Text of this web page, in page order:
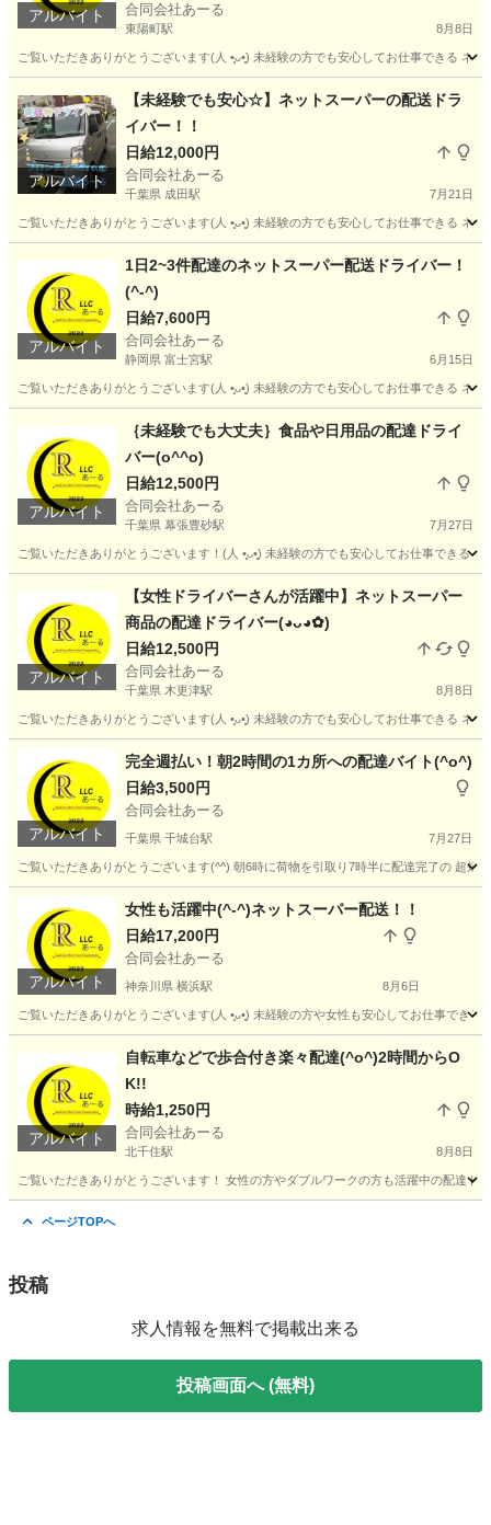
アルバイト 合同会社あーる
東陽町駅 8月8日
ご覧いただきありがとうございます(⁠人⁠ ⁠•͈⁠ᴗ⁠•͈⁠) 未経験の方でも安心してお仕事できる
東陽町駅 配送 ネットスーパー
アルバイト
【未経験でも安心☆】ネットスーパーの配送ドラ
イバー！！
日給12,000円
合同会社あーる
千葉県 成田駅 7月21日
ご覧いただきありがとうございます(⁠人⁠ ⁠•͈⁠ᴗ⁠•͈⁠) 未経験の方でも安心してお仕事できる
成田駅 ドライバー 成田市 成田駅
ドライバー ネットスーパー
アルバイト
1日2~3件配達のネットスーパー配送ドライバー！
(^-^)
日給7,600円
合同会社あーる
静岡県 富士宮駅 6月15日
ご覧いただきありがとうございます(⁠人⁠ ⁠•͈⁠ᴗ⁠•͈⁠) 未経験の方でも安心してお仕事できる
富士宮駅 ドライバー ネットスーパー
アルバイト
｛未経験でも大丈夫｝食品や日用品の配達ドライ
バー(o^^o)
日給12,500円
合同会社あーる
千葉県 幕張豊砂駅 7月27日
ご覧いただきありがとうございます！(⁠人⁠ ⁠•͈⁠ᴗ⁠•͈⁠) 未経験の方でも安心してお仕事できる
幕張豊砂駅 配送 千葉 千葉市
幕張本郷駅 配送 ネットスーパー
アルバイト
【女性ドライバーさんが活躍中】ネットスーパー
商品の配達ドライバー(⁠◕⁠ᴗ⁠◕⁠✿⁠)
日給12,500円
合同会社あーる
千葉県 木更津駅 8月8日
ご覧いただきありがとうございます(⁠人⁠ ⁠•͈⁠ᴗ⁠•͈⁠) 未経験の方でも安心してお仕事できる
千葉 木更津市 木更津駅 ドライバー 業務委託契約
アルバイト
完全週払い！朝2時間の1カ所への配達バイト(^o^)
日給3,500円
合同会社あーる
千葉県 千城台駅 7月27日
ご覧いただきありがとうございます(^^) 朝6時に荷物を引取り7時半に配達完了の 超
千葉 四街道市 千城台駅 荷物
アルバイト
女性も活躍中(^-^)ネットスーパー配送！！
日給17,200円
合同会社あーる
神奈川県 横浜駅 8月6日
ご覧いただきありがとうございます(⁠人⁠ ⁠•͈⁠ᴗ⁠•͈⁠) 未経験の方や女性も安心してお仕事でき
横浜駅 配送 ネットスーパー
アルバイト
自転車などで歩合付き楽々配達(^o^)2時間からO
K!!
時給1,250円
合同会社あーる
北千住駅 8月8日
ご覧いただきありがとうございます！ 女性の方やダブルワークの方も活躍中の配達
ページTOPへ
投稿
求人情報を無料で掲載出来る
投稿画面へ (無料)